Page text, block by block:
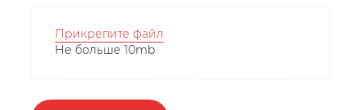
Прикрепите файл
Не больше 10mb